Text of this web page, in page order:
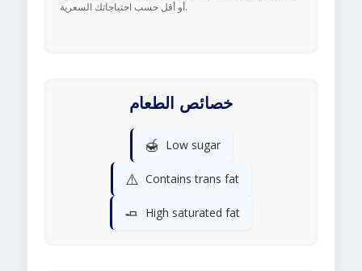
أو أقل حسب احتياجاتك السعرية.
خصائص الطعام
🍯 Low sugar
⚠️ Contains trans fat
🧈 High saturated fat